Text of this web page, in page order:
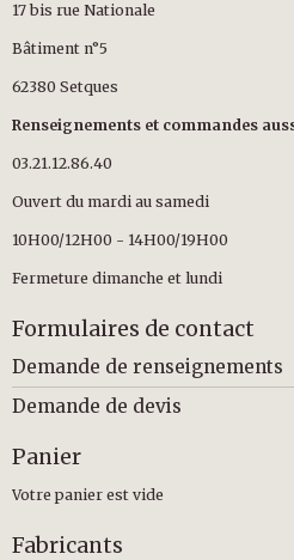
17 bis rue Nationale
Bâtiment n°5
62380 Setques
Renseignements et commandes
03.21.12.86.40
Ouvert du mardi au samedi
10H00/12H00 - 14H00/19H00
Fermeture dimanche et lundi
Formulaires de contact
Demande de renseignements
Demande de devis
Panier
Votre panier est vide
Fabricants